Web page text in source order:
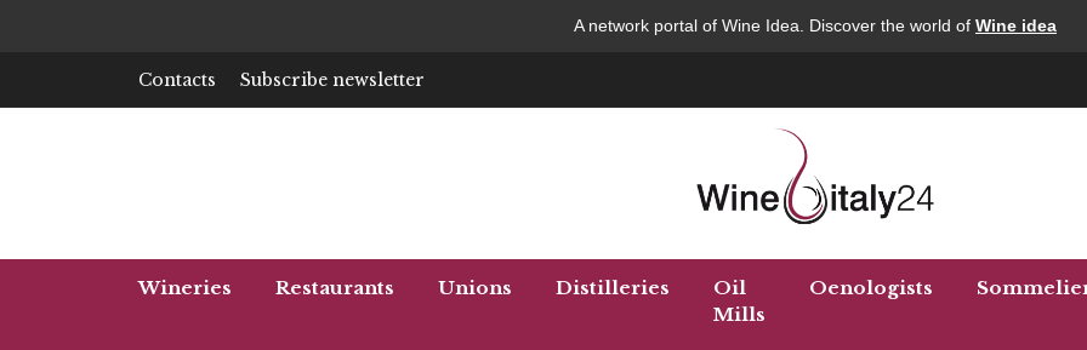
A network portal of Wine Idea. Discover the world of Wine idea
Contacts Subscribe newsletter
Wineries Restaurants Unions Distilleries
Oil
Mills
Oenologists